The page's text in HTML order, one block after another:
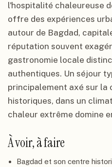
l'hospitalité chaleureuse
offre des expériences
autour de Bagdad,
réputation souvent
gastronomie locale
authentiques. Un séjour
principalement axé sur la
historiques, dans un
chaleur extrême domine
À voir, à faire
Bagdad et son centre